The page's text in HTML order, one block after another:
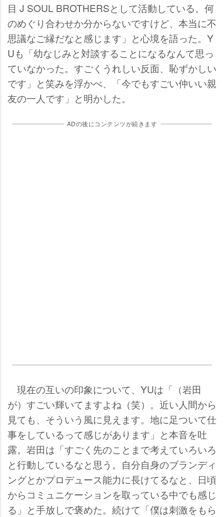
目 J SOUL BROTHERSとして活動している。何
のめぐり合わせか分からないですけど、本当に不
思議なご縁だなと感じます」と心境を語った。Y
Uも「幼なじみと対談することになるなんて思っ
ていなかった。すごくうれしい反面、恥ずかしい
です」と笑みを浮かべ、「今でもすごい仲いい親
友の一人です」と明かした。
ADの後にコンテンツが続きます
現在の互いの印象について、YUは「（岩田
が）すごい輝いてますよね（笑）。近い人間から
見ても、そういう風に見えます。地に足ついて仕
事をしているって感じがあります」と本音を吐
露。岩田は「すごく先のことまで考えていろいろ
と行動しているなと思う。自分自身のブランディ
ングとかプロデュース能力に長けてるなと、日頃
からコミュニケーションを取っている中でも感じ
る」と手放しで褒めた。続けて「僕は刺激をもら